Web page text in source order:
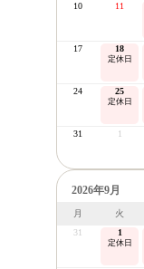
10 11
17 18
定休日
24 25
定休日
31 1
2026年9月
月 火
31
1
定休日